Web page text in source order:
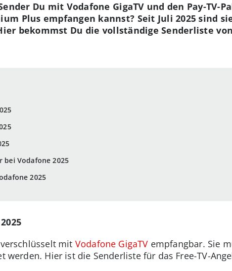
bei Vodafone 2025
2025
Du mit Vodafone GigaTV und den Pay-TV-
Plus empfangen kannst? Seit Juli 2025 sind
bekommst Du die vollständige Senderliste von
mit Vodafone GigaTV empfangbar. Sie
werden. Hier ist die Senderliste für das Free-TV-